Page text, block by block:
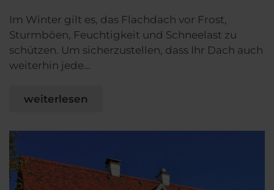
Im Winter gilt es, das Flachdach vor Frost,
Sturmböen, Feuchtigkeit und Schneelast zu
schützen. Um sicherzustellen, dass Ihr Dach auch
weiterhin jede…
weiterlesen